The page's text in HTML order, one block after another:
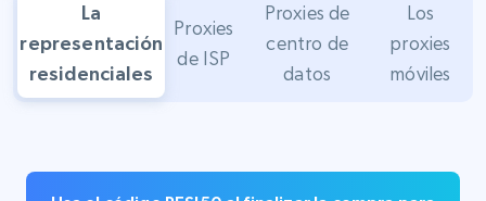
La
representación
residenciales
Proxies
de ISP
Proxies de
centro de
datos
Los
proxies
móviles